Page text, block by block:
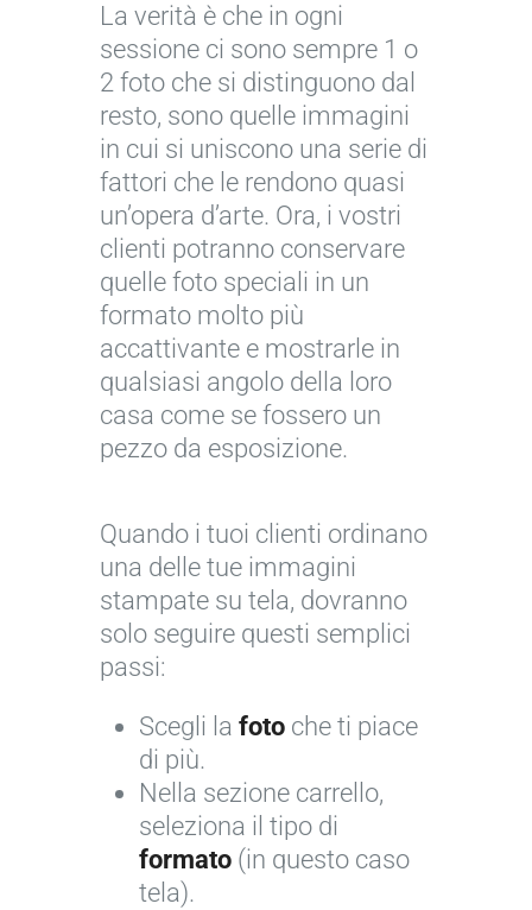
t
i
l
e
c
o
n
c
e
s
s
i
o
n
d
i
F
l
i
o
l
o
La verità è che in ogni
sessione ci sono sempre 1 o
2 foto che si distinguono dal
resto, sono quelle immagini
in cui si uniscono una serie di
fattori che le rendono quasi
un’opera d’arte. Ora, i vostri
clienti potranno conservare
quelle foto speciali in un
formato molto più
accattivante e mostrarle in
qualsiasi angolo della loro
casa come se fossero un
pezzo da esposizione.
m
m
a
g
e
e
r
g
Quando i tuoi clienti ordinano
una delle tue immagini
stampate su tela, dovranno
solo seguire questi semplici
passi:
Scegli la foto che ti piace
di più.
Nella sezione carrello,
seleziona il tipo di
formato (in questo caso
tela).